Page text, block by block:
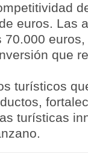
euros. Las
que
turísticos
turísticas